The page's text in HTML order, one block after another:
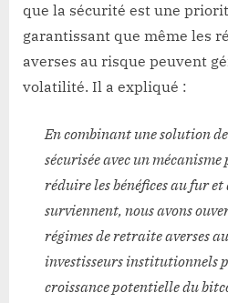
que la sécurité est une
garantissant que même les
averses au risque peuvent
volatilité. Il a expliqué :
En combinant une solution
sécurisée avec un
réduire les bénéfices au fur et
surviennent, nous avons
régimes de retraite averses
investisseurs institutionnels
croissance potentielle du